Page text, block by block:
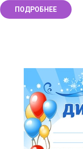
ПОДРОБНЕЕ